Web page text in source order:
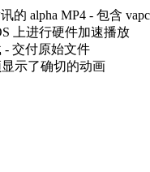
的 alpha MP4 - 包含 vapc
上进行硬件加速播放
- 交付原始文件
示了确切的动画